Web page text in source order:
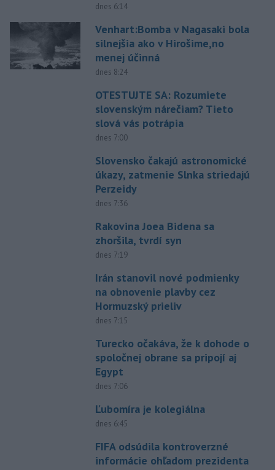
dnes 6:14
Venhart:Bomba v Nagasaki bola
silnejšia ako v Hirošime,no
menej účinná
dnes 8:24
OTESTUJTE SA: Rozumiete
slovenským nárečiam? Tieto
slová vás potrápia
dnes 7:00
Slovensko čakajú astronomické
úkazy, zatmenie Slnka striedajú
Perzeidy
dnes 7:36
Rakovina Joea Bidena sa
zhoršila, tvrdí syn
dnes 7:19
Irán stanovil nové podmienky
na obnovenie plavby cez
Hormuzský prieliv
dnes 7:15
Turecko očakáva, že k dohode o
spoločnej obrane sa pripojí aj
Egypt
dnes 7:06
Ľubomíra je kolegiálna
dnes 6:45
FIFA odsúdila kontroverzné
informácie ohľadom prezidenta